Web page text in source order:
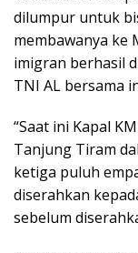
dilumpur untuk
membawanya ke
imigran berhasil
TNI AL bersama
“Saat ini Kapal
Tanjung Tiram
ketiga puluh
diserahkan
sebelum